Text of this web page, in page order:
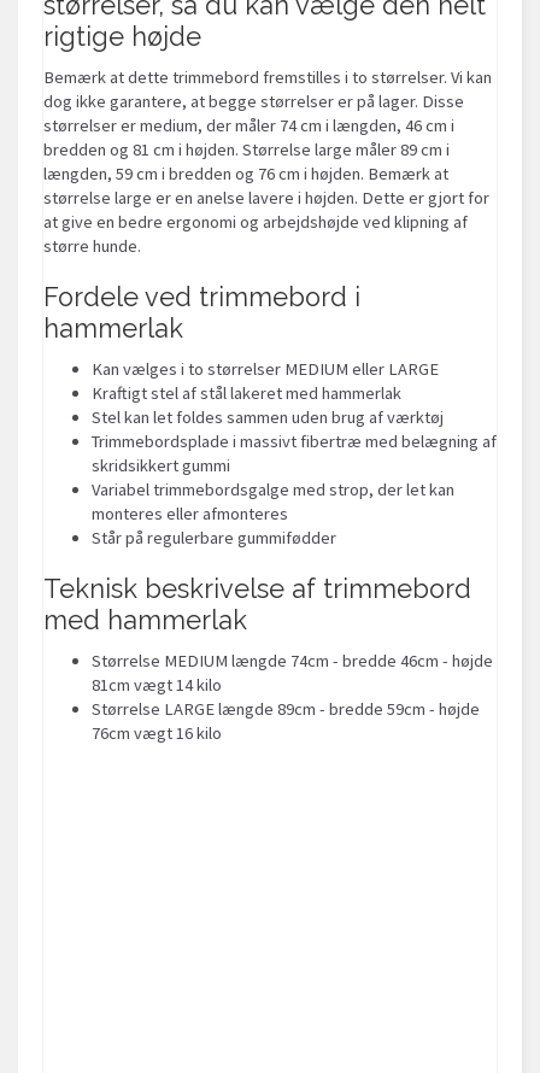
rigtige højde
Bemærk at dette trimmebord fremstilles i to størrelser. Vi kan
dog ikke garantere, at begge størrelser er på lager. Disse
størrelser er medium, der måler 74 cm i længden, 46 cm i
bredden og 81 cm i højden. Størrelse large måler 89 cm i
længden, 59 cm i bredden og 76 cm i højden. Bemærk at
størrelse large er en anelse lavere i højden. Dette er gjort for
at give en bedre ergonomi og arbejdshøjde ved klipning af
større hunde.
Fordele ved trimmebord i
hammerlak
Kan vælges i to størrelser MEDIUM eller LARGE
Kraftigt stel af stål lakeret med hammerlak
Stel kan let foldes sammen uden brug af værktøj
Trimmebordsplade i massivt fibertræ med belægning af
skridsikkert gummi
Variabel trimmebordsgalge med strop, der let kan
monteres eller afmonteres
Står på regulerbare gummifødder
Teknisk beskrivelse af trimmebord
med hammerlak
Størrelse MEDIUM længde 74cm - bredde 46cm - højde
81cm vægt 14 kilo
Størrelse LARGE længde 89cm - bredde 59cm - højde
76cm vægt 16 kilo